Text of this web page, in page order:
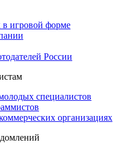
игровой форме
России
специалистов
организациях